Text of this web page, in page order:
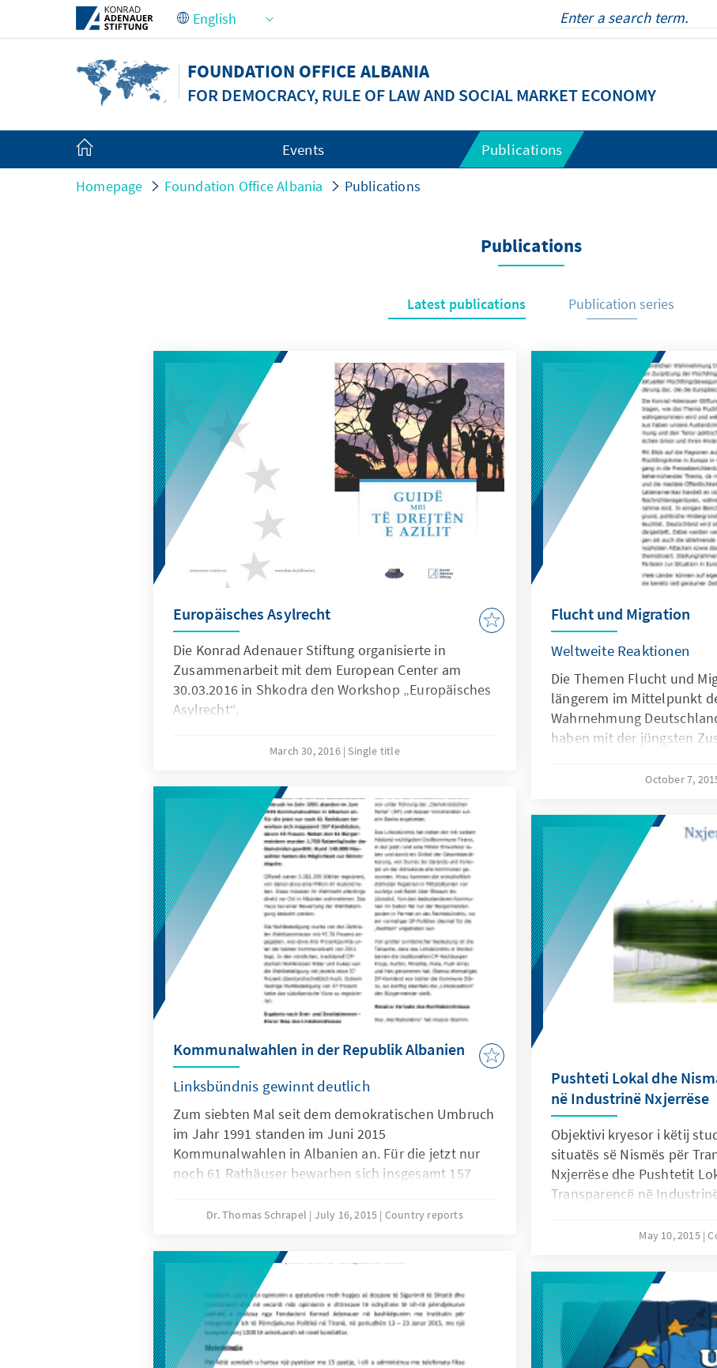
Skip to Main Content
FOUNDATION OFFICE ALBANIA
FOR DEMOCRACY, RULE OF LAW AND SOCIAL MARKET ECONOMY
Events Publications
Homepage Foundation Office Albania Publications
Publications
Latest publications Publication series
Europäisches Asylrecht
Die Konrad Adenauer Stiftung organisierte in
Zusammenarbeit mit dem European Center am
30.03.2016 in Shkodra den Workshop „Europäisches
Asylrecht“.
March 30, 2016 Single title
Flucht und Migration
Weltweite Reaktionen
Die Themen Flucht und
längerem im Mittelpunkt
Wahrnehmung
haben mit der jüngsten
entwickelt. Die Konrad-
Regionen der Welt
eigenen Erfahrungen es
haben unsere
mitarbeiterinnen die
Tenor politischer
Mitgliedsstaaten der EU
eingefangen.
October 7,
Kommunalwahlen in der Republik Albanien
Linksbündnis gewinnt deutlich
Zum siebten Mal seit dem demokratischen Umbruch
im Jahr 1991 standen im Juni 2015
Kommunalwahlen in Albanien an. Für die jetzt nur
noch 61 Rathäuser bewarben sich insgesamt 157
Bürgermeistern wurden 1.750 Ratsmitglieder der
hatten die Möglichkeit zur Stimmabgabe.
Dr. Thomas Schrapel July 16, 2015 Country reports
Pushteti Lokal dhe
në Industrinë Nxjerrëse
Objektivi kryesor i këtij
situatës së Nismës për
Nxjerrëse dhe Pushtetit
Transparencë në
industrinë nxjerrëse, cilat
institucionalizuar kjo nisëm
May 10, 2015